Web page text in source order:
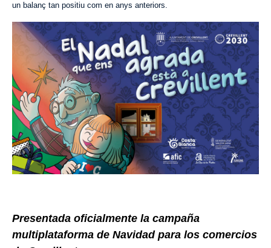
un balanç tan positiu com en anys anteriors.
Presentada oficialmente la campaña
multiplataforma de Navidad para los comercios